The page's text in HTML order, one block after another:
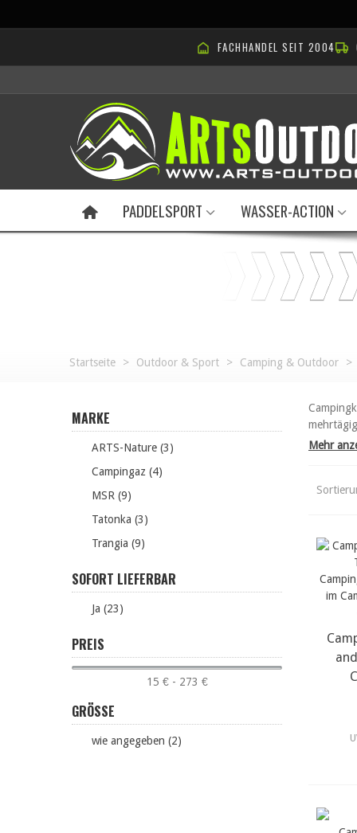
FACHHANDEL SEIT 2004
PADDELSPORT WASSER-ACTION
Startseite > Outdoor & Sport > Camping & Outdoor >
MARKE
ARTS-Nature (3)
Campingaz (4)
MSR (9)
Tatonka (3)
Trangia (9)
SOFORT LIEFERBAR
Ja (23)
PREIS
15 € - 273 €
GRÖSSE
wie angegeben (2)
Mehr